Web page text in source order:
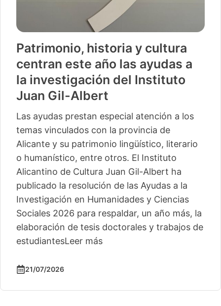
Patrimonio, historia y cultura
centran este año las ayudas a
la investigación del Instituto
Juan Gil-Albert
Las ayudas prestan especial atención a los
temas vinculados con la provincia de
Alicante y su patrimonio lingüístico, literario
o humanístico, entre otros. El Instituto
Alicantino de Cultura Juan Gil-Albert ha
publicado la resolución de las Ayudas a la
Investigación en Humanidades y Ciencias
Sociales 2026 para respaldar, un año más, la
elaboración de tesis doctorales y trabajos de
estudiantesLeer más
21/07/2026